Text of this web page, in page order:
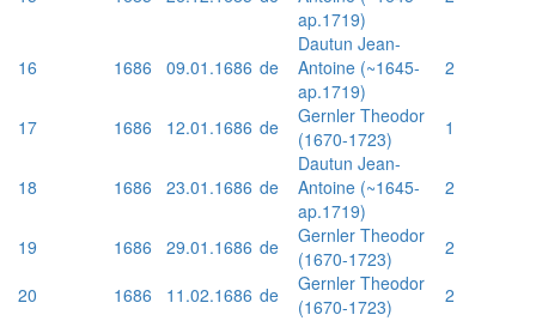
ap.1719)
16 1686 09.01.1686 de
Dautun Jean-
Antoine (~1645-
ap.1719)
2
17 1686 12.01.1686 de
Gernler Theodor
(1670-1723)
1
18 1686 23.01.1686 de
Dautun Jean-
Antoine (~1645-
ap.1719)
2
19 1686 29.01.1686 de
Gernler Theodor
(1670-1723)
2
20
1686 11.02.1686 de
Gernler Theodor
(1670-1723)
2